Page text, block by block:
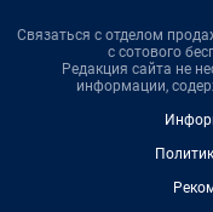
Связаться с отделом
с сотового
Редакция сайта не
информации,